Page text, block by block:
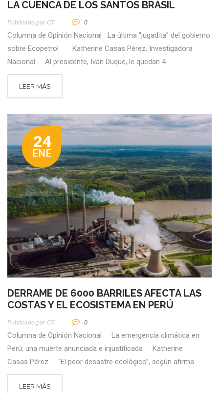
LA CUENCA DE LOS SANTOS BRASIL
Publicado por CT 0
Columna de Opinión Nacional La última “jugadita” del gobierno
sobre Ecopetrol Katherine Casas Pérez, Investigadora
Nacional Al presidente, Iván Duque, le quedan 4
LEER MÁS
24
ENE
DERRAME DE 6000 BARRILES AFECTA LAS
COSTAS Y EL ECOSISTEMA EN PERÚ
Publicado por CT 0
Columna de Opinión Nacional La emergencia climática en
Perú: una muerte anunciada e injustificada Katherine
Casas Pérez “El peor desastre ecológico”, según afirma
LEER MÁS